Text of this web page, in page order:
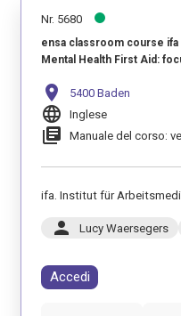
Nr. 5680
ensa classroom course ifa
Mental Health First Aid:
location_on 5400 Baden
language Inglese
library_books Manuale del corso:
ifa. Institut für
person Lucy Waersegers
Accedi